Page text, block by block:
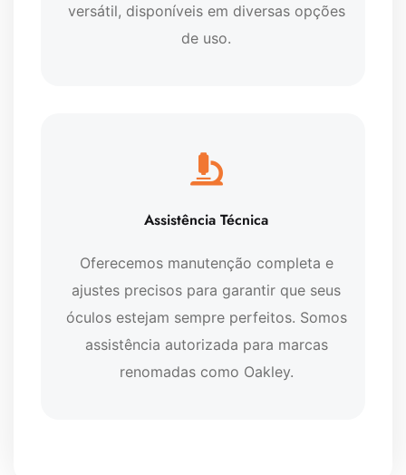
versátil, disponíveis em diversas opções
de uso.
Assistência Técnica
Oferecemos manutenção completa e
ajustes precisos para garantir que seus
óculos estejam sempre perfeitos. Somos
assistência autorizada para marcas
renomadas como Oakley.